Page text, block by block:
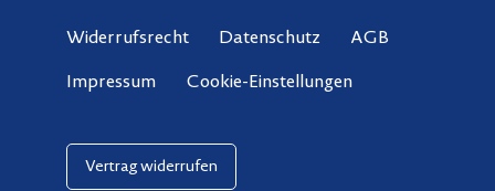
Widerrufsrecht Datenschutz AGB
Impressum Cookie-Einstellungen
Vertrag widerrufen